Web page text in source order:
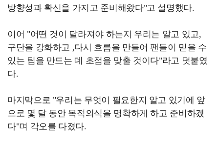
방향성과 확신을 가지고 준비해왔다"고 설명했다.
이어 "어떤 것이 달라져야 하는지 우리는 알고 있고,
구단을 강화하고 ,다시 흐름을 만들어 팬들이 믿을 수
있는 팀을 만드는 데 초점을 맞출 것이다"라고 덧붙였
다.
마지막으로 "우리는 무엇이 필요한지 알고 있기에 앞
으로 몇 달 동안 목적의식을 명확하게 하고 준비하겠
다"며 각오를 다졌다.